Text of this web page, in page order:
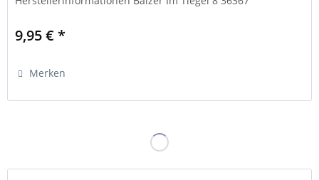
9,95 € *
Merken